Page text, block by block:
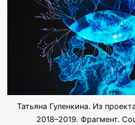
Татьяна Гуленкина. Из
2018–2019. Фрагмент.